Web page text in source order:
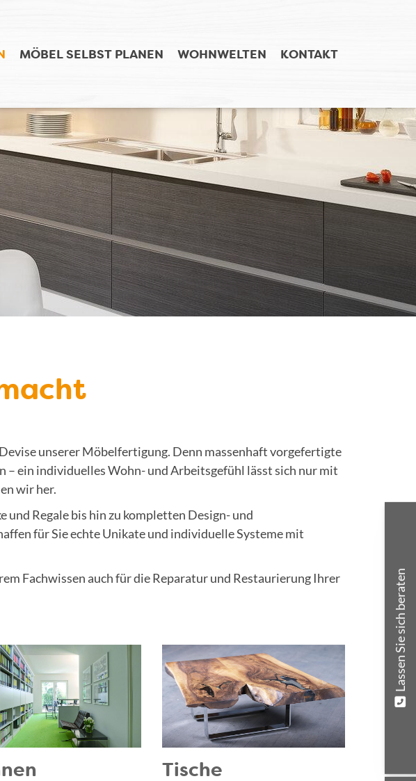
MÖBEL SELBST PLANEN WOHNWELTEN KONTAKT
unserer Möbelfertigung. Denn massenhaft vorgefertigte
– ein individuelles Wohn- und Arbeitsgefühl lässt sich nur mit
wir her.
und Regale bis hin zu kompletten Design- und
für Sie echte Unikate und individuelle Systeme mit
Fachwissen auch für die Reparatur und Restaurierung Ihrer
Tische
Lassen Sie sich beraten